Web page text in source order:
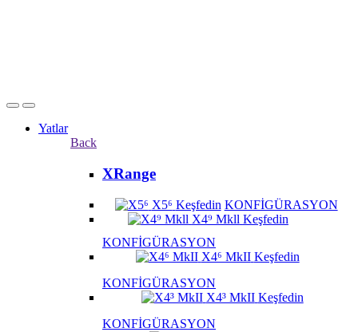
Yatlar
Back
XRange
X5⁶ Keşfedin KONFİGÜRASYON
X4⁹ Mkll Keşfedin
KONFİGÜRASYON
X4⁶ MkII Keşfedin
KONFİGÜRASYON
X4³ MkII Keşfedin
KONFİGÜRASYON